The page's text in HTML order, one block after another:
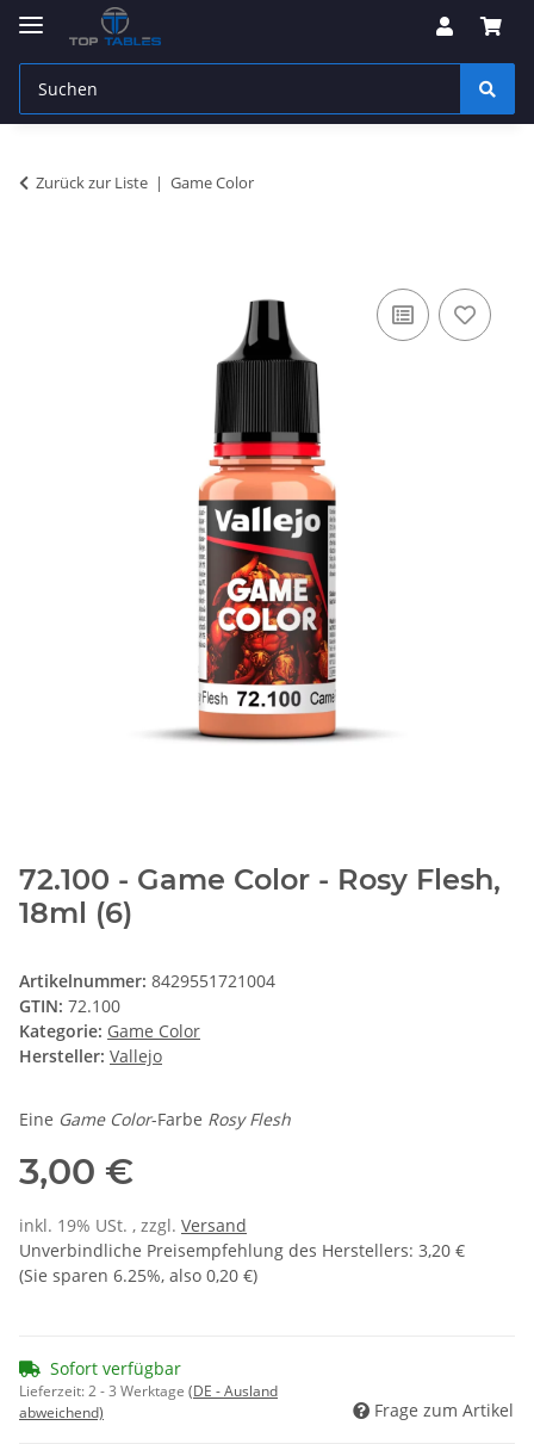
Zurück zur Liste Game Color
72.100 - Game Color - Rosy Flesh,
18ml (6)
Artikelnummer: 8429551721004
GTIN: 72.100
Kategorie: Game Color
Hersteller: Vallejo
Eine Game Color-Farbe Rosy Flesh
3,00 €
inkl. 19% USt. , zzgl. Versand
Unverbindliche Preisempfehlung des Herstellers: 3,20 €
(Sie sparen 6.25%, also 0,20 €)
Sofort verfügbar
Lieferzeit:2 - 3 Werktage (DE - Ausland
abweichend)
Frage zum Artikel